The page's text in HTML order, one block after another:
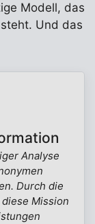
Modell, das
Und das
Analyse
Durch die
Mission